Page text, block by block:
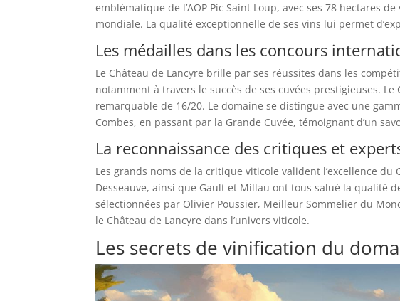
emblématique de l’AOP Pic Saint Loup, avec ses 78 hectares
mondiale. La qualité exceptionnelle de ses vins lui permet
Les médailles dans les concours
Le Château de Lancyre brille par ses réussites dans les
notamment à travers le succès de ses cuvées prestigieuses.
remarquable de 16/20. Le domaine se distingue avec une
Combes, en passant par la Grande Cuvée, témoignant d’un
La reconnaissance des critiques et
Les grands noms de la critique viticole valident l’excellence du
Desseauve, ainsi que Gault et Millau ont tous salué la qualité
sélectionnées par Olivier Poussier, Meilleur Sommelier du
le Château de Lancyre dans l’univers viticole.
Les secrets de vinification du